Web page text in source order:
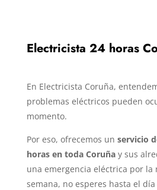
Electricista 24 horas
En Electricista Coruña,
problemas eléctricos pueden
momento.
Por eso, ofrecemos un servicio
horas en toda Coruñay sus
una emergencia eléctrica por la
semana, no esperes hasta el